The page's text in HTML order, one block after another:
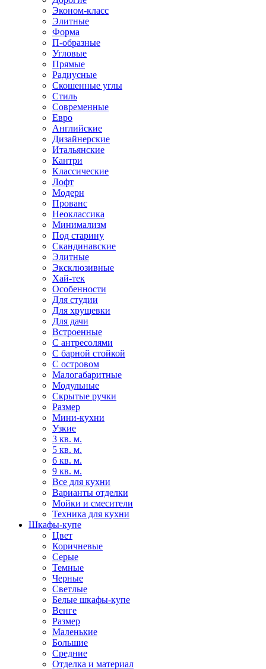
Эконом-класс
Элитные
Форма
П-образные
Угловые
Прямые
Радиусные
Скошенные углы
Стиль
Современные
Евро
Английские
Дизайнерские
Итальянские
Кантри
Классические
Лофт
Модерн
Прованс
Неоклассика
Минимализм
Под старину
Скандинавские
Элитные
Эксклюзивные
Хай-тек
Особенности
Для студии
Для хрущевки
Для дачи
Встроенные
С антресолями
С барной стойкой
С островом
Малогабаритные
Модульные
Скрытые ручки
Размер
Мини-кухни
Узкие
3 кв. м.
5 кв. м.
6 кв. м.
9 кв. м.
Все для кухни
Варианты отделки
Мойки и смесители
Техника для кухни
Шкафы-купе
Цвет
Коричневые
Серые
Темные
Черные
Светлые
Белые шкафы-купе
Венге
Размер
Маленькие
Большие
Средние
Отделка и материал